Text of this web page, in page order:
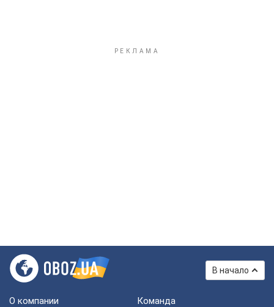
В начало
О компании Команда